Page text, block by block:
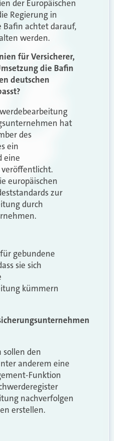
der Europäischen
Regierung in
Bafin achtet darauf,
werden.
für Versicherer,
die Bafin
deutschen
hat
des
ein
eine
europäischen
zur
durch
gebundene
sie sich
kümmern
sollen den
anderem eine
Funktion
nachverfolgen
erstellen.